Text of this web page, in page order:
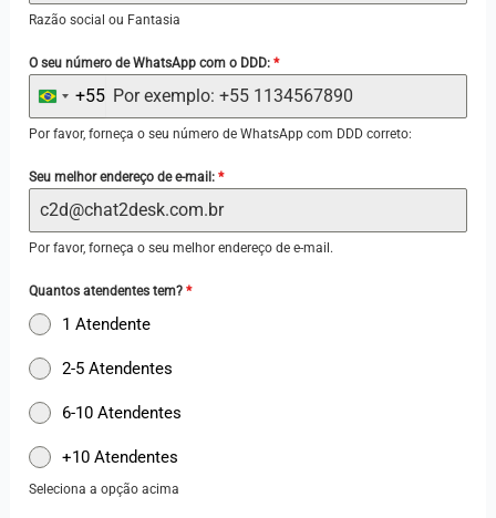
Razão social ou Fantasia
O seu número de WhatsApp com o DDD:*
B
r
a
z
i
+
5
+55
Por favor, forneça o seu número de WhatsApp com DDD correto:
Seu melhor endereço de e-mail:*
Por favor, forneça o seu melhor endereço de e-mail.
Quantos atendentes tem?*
1 Atendente
2-5 Atendentes
6-10 Atendentes
+10 Atendentes
Seleciona a opção acima